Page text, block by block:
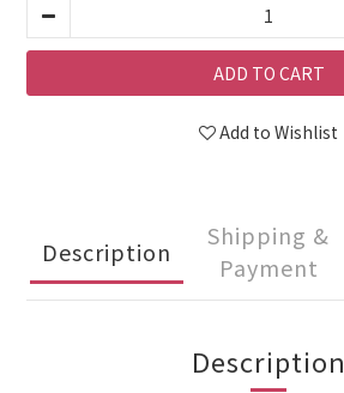
ADD TO CART
Add to Wishlist
Description
Shipping &
Payment
Description